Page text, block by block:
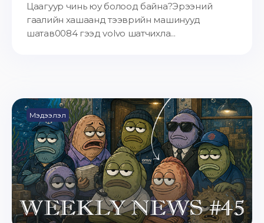
Цаагуур чинь юу болоод байна?Эрээний
гаалийн хашаанд тээврийн машинууд
шатав0084 гээд volvo шатчихла...
Мэдээлэл